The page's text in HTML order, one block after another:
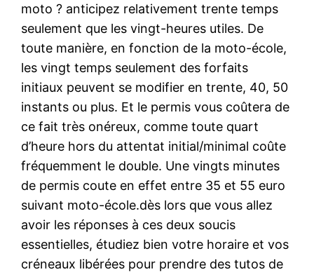
moto ? anticipez relativement trente temps
seulement que les vingt-heures utiles. De
toute manière, en fonction de la moto-école,
les vingt temps seulement des forfaits
initiaux peuvent se modifier en trente, 40, 50
instants ou plus. Et le permis vous coûtera de
ce fait très onéreux, comme toute quart
d’heure hors du attentat initial/minimal coûte
fréquemment le double. Une vingts minutes
de permis coute en effet entre 35 et 55 euro
suivant moto-école.dès lors que vous allez
avoir les réponses à ces deux soucis
essentielles, étudiez bien votre horaire et vos
créneaux libérées pour prendre des tutos de